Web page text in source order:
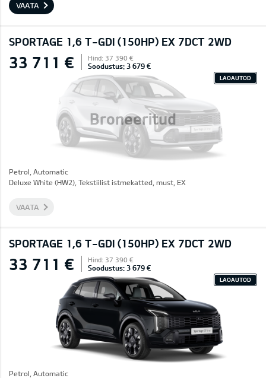
VAATA
SPORTAGE 1,6 T-GDI (150HP) EX 7DCT 2WD
Broneeritud
33 711 € Hind: 37 390 €
Soodustus: 3 679 €
LAOAUTOD
Petrol, Automatic
Deluxe White (HW2), Tekstiilist istmekatted, must, EX
VAATA
SPORTAGE 1,6 T-GDI (150HP) EX 7DCT 2WD
33 711 € Hind: 37 390 €
Soodustus: 3 679 €
LAOAUTOD
Petrol, Automatic